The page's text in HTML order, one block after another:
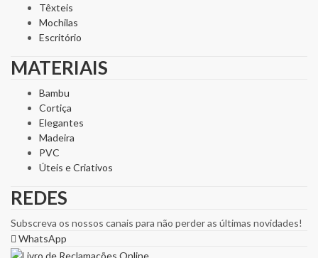
Têxteis
Mochilas
Escritório
MATERIAIS
Bambu
Cortiça
Elegantes
Madeira
PVC
Úteis e Criativos
REDES
Subscreva os nossos canais para não perder as últimas novidades!
WhatsApp